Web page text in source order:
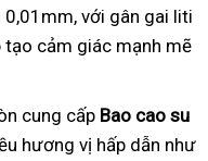
0,01mm, với gân gai liti
tạo cảm giác mạnh mẽ
cung cấp Bao cao su
hương vị hấp dẫn như